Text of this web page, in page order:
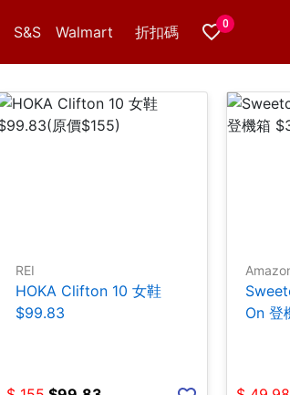
S&S Walmart 折扣碼 0
REI
HOKA Clifton 10 女鞋
$99.83
On 登